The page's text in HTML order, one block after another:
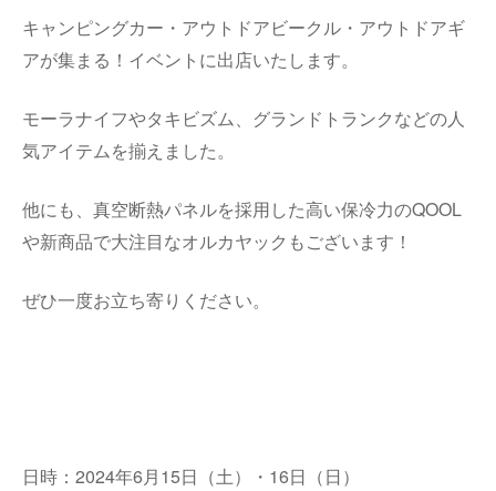
キャンピングカー・アウトドアビークル・アウトドアギ
アが集まる！イベントに出店いたします。
モーラナイフやタキビズム、グランドトランクなどの人
気アイテムを揃えました。
他にも、真空断熱パネルを採用した高い保冷力のQOOL
や新商品で大注目なオルカヤックもございます！
ぜひ一度お立ち寄りください。
日時：2024年6月15日（土）・16日（日）